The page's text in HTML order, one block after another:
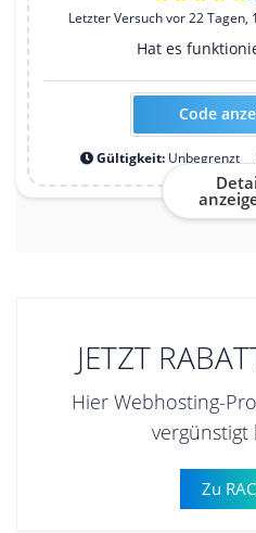
Letzter Versuch vor 22
Hat es
Kein Code
Code
Gültigkeit: Unbegrenzt
JETZT
Hier Webhosting-
vergünstigt
Zu